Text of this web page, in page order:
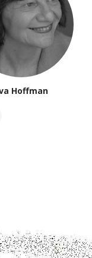
Hoffman